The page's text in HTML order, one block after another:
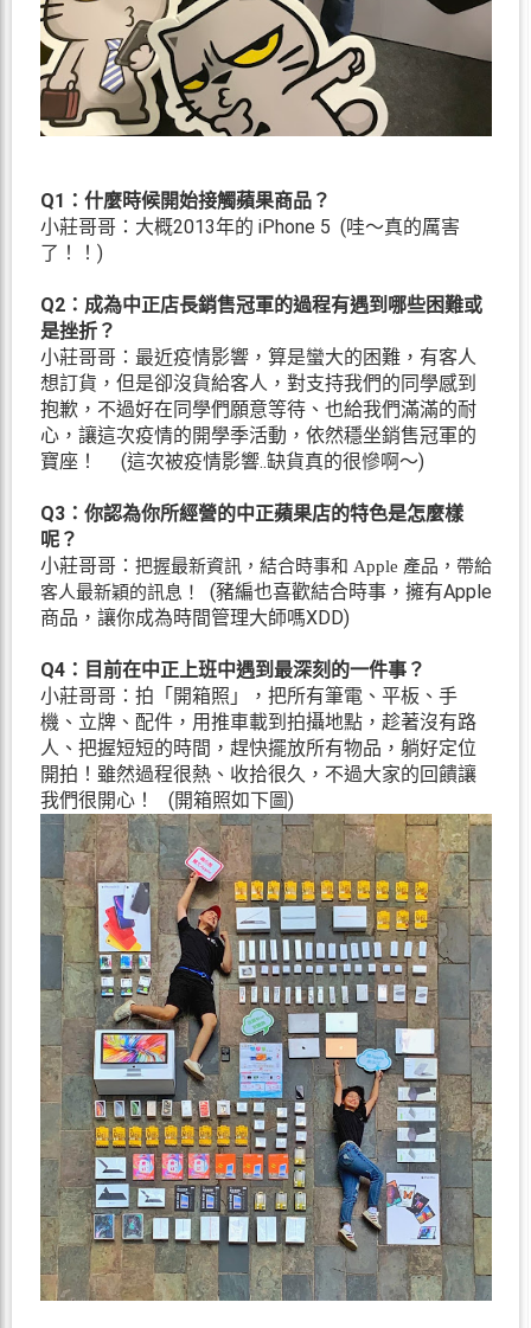
Q1：什麼時候開始接觸蘋果商品？
小莊哥哥：大概2013年的 iPhone 5 (哇～真的厲害
了！！)
Q2：成為中正店長銷售冠軍的過程有遇到哪些困難或
是挫折？
小莊哥哥：最近疫情影響，算是蠻大的困難，有客人
想訂貨，但是卻沒貨給客人，對支持我們的同學感到
抱歉，不過好在同學們願意等待、也給我們滿滿的耐
心，讓這次疫情的開學季活動，依然穩坐銷售冠軍的
寶座！ (這次被疫情影響..缺貨真的很慘啊～)
Q3：你認為你所經營的中正蘋果店的特色是怎麼樣
呢？
小莊哥哥： 把握最新資訊，結合時事和 Apple 產品，帶給
客人最新穎的訊息！
(豬編也喜歡結合時事，擁有Apple
商品，讓你成為時間管理大師嗎XDD)
Q4：目前在中正上班中遇到最深刻的一件事？
小莊哥哥：拍「開箱照」，把所有筆電、平板、手
機、立牌、配件，用推車載到拍攝地點，趁著沒有路
人、把握短短的時間，趕快擺放所有物品，躺好定位
開拍！雖然過程很熱、收拾很久，不過大家的回饋讓
我們很開心！ (開箱照如下圖)